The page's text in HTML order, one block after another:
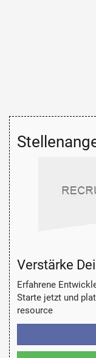
Verstärke
Erfahrene
Starte jetzt und
resource